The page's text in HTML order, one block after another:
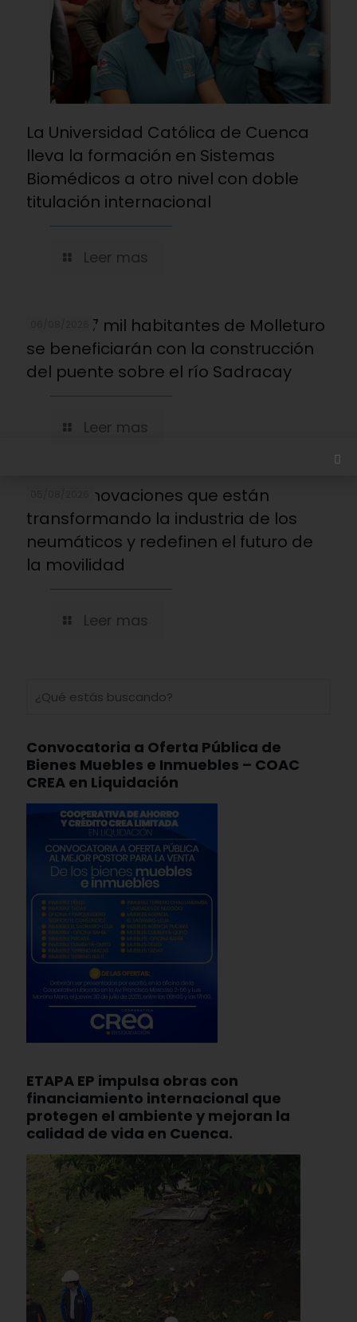
La Universidad Católica de Cuenca
lleva la formación en Sistemas
Biomédicos a otro nivel con doble
titulación internacional
Leer mas
Más de 7 mil habitantes de Molleturo
se beneficiarán con la construcción
del puente sobre el río Sadracay
Leer mas
Cinco innovaciones que están
transformando la industria de los
neumáticos y redefinen el futuro de
la movilidad
Leer mas
Convocatoria a Oferta Pública de
Bienes Muebles e Inmuebles – COAC
CREA en Liquidación
ETAPA EP impulsa obras con
financiamiento internacional que
protegen el ambiente y mejoran la
calidad de vida en Cuenca.